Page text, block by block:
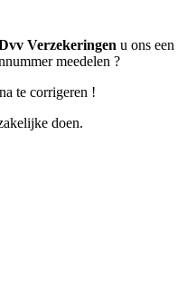
Verzekeringen u ons een
meedelen ?
te corrigeren !
doen.